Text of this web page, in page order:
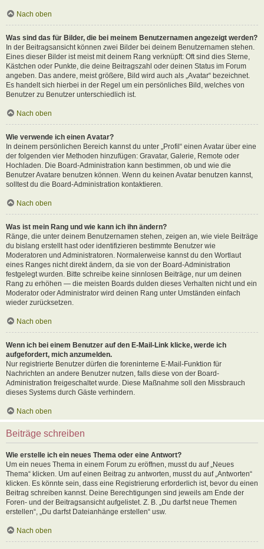
Nach oben
Was sind das für Bilder, die bei meinem Benutzernamen angezeigt werden?
In der Beitragsansicht können zwei Bilder bei deinem Benutzernamen stehen.
Eines dieser Bilder ist meist mit deinem Rang verknüpft: Oft sind dies Sterne,
Kästchen oder Punkte, die deine Beitragszahl oder deinen Status im Forum
angeben. Das andere, meist größere, Bild wird auch als „Avatar“ bezeichnet.
Es handelt sich hierbei in der Regel um ein persönliches Bild, welches von
Benutzer zu Benutzer unterschiedlich ist.
Nach oben
Wie verwende ich einen Avatar?
In deinem persönlichen Bereich kannst du unter „Profil“ einen Avatar über eine
der folgenden vier Methoden hinzufügen: Gravatar, Galerie, Remote oder
Hochladen. Die Board-Administration kann bestimmen, ob und wie die
Benutzer Avatare benutzen können. Wenn du keinen Avatar benutzen kannst,
solltest du die Board-Administration kontaktieren.
Nach oben
Was ist mein Rang und wie kann ich ihn ändern?
Ränge, die unter deinem Benutzernamen stehen, zeigen an, wie viele Beiträge
du bislang erstellt hast oder identifizieren bestimmte Benutzer wie
Moderatoren und Administratoren. Normalerweise kannst du den Wortlaut
eines Ranges nicht direkt ändern, da sie von der Board-Administration
festgelegt wurden. Bitte schreibe keine sinnlosen Beiträge, nur um deinen
Rang zu erhöhen — die meisten Boards dulden dieses Verhalten nicht und ein
Moderator oder Administrator wird deinen Rang unter Umständen einfach
wieder zurücksetzen.
Nach oben
Wenn ich bei einem Benutzer auf den E-Mail-Link klicke, werde ich
aufgefordert, mich anzumelden.
Nur registrierte Benutzer dürfen die foreninterne E-Mail-Funktion für
Nachrichten an andere Benutzer nutzen, falls diese von der Board-
Administration freigeschaltet wurde. Diese Maßnahme soll den Missbrauch
dieses Systems durch Gäste verhindern.
Nach oben
Beiträge schreiben
Wie erstelle ich ein neues Thema oder eine Antwort?
Um ein neues Thema in einem Forum zu eröffnen, musst du auf „Neues
Thema“ klicken. Um auf einen Beitrag zu antworten, musst du auf „Antworten“
klicken. Es könnte sein, dass eine Registrierung erforderlich ist, bevor du einen
Beitrag schreiben kannst. Deine Berechtigungen sind jeweils am Ende der
Foren- und der Beitragsansicht aufgelistet. Z. B. „Du darfst neue Themen
erstellen“, „Du darfst Dateianhänge erstellen“ usw.
Nach oben